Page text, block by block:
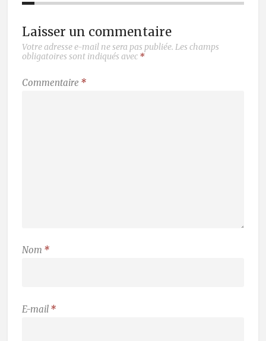
Laisser un commentaire
Votre adresse e-mail ne sera pas publiée. Les champs
obligatoires sont indiqués avec *
Commentaire *
Nom *
E-mail *